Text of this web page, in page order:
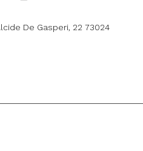
De Gasperi, 22 73024